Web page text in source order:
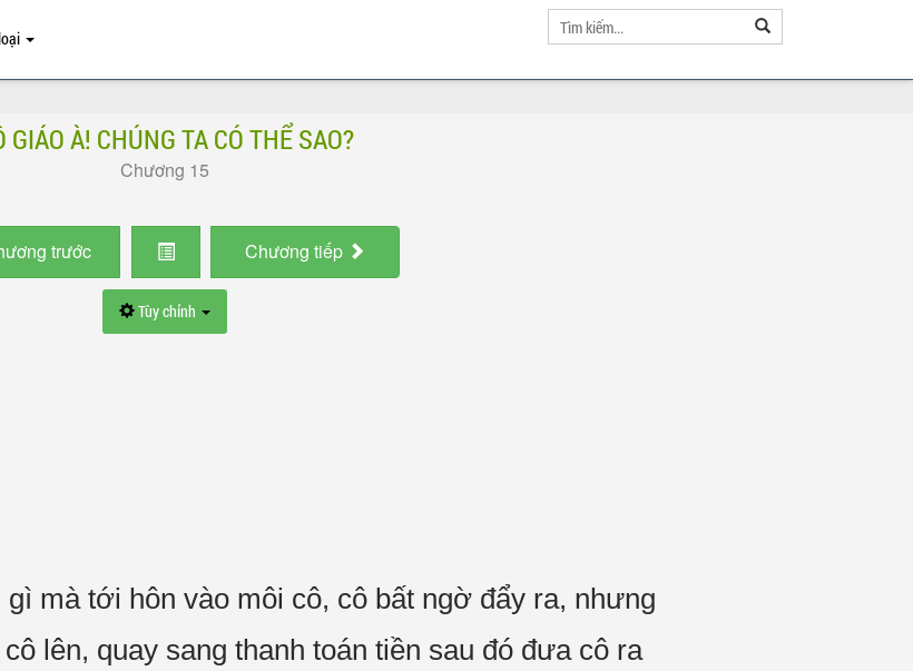
GIÁO À! CHÚNG TA CÓ THỂ SAO?
Chương 15
trước Chương tiếp
Tùy chỉnh
mà tới hôn vào môi cô, cô bất ngờ đẩy ra, nhưng
lên, quay sang thanh toán tiền sau đó đưa cô ra